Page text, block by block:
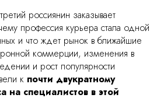
россиянин заказывает
профессия курьера стала одной
и что ждет рынок в ближайшие
коммерции, изменения в
и рост популярности
к почти двукратному
на специалистов в этой